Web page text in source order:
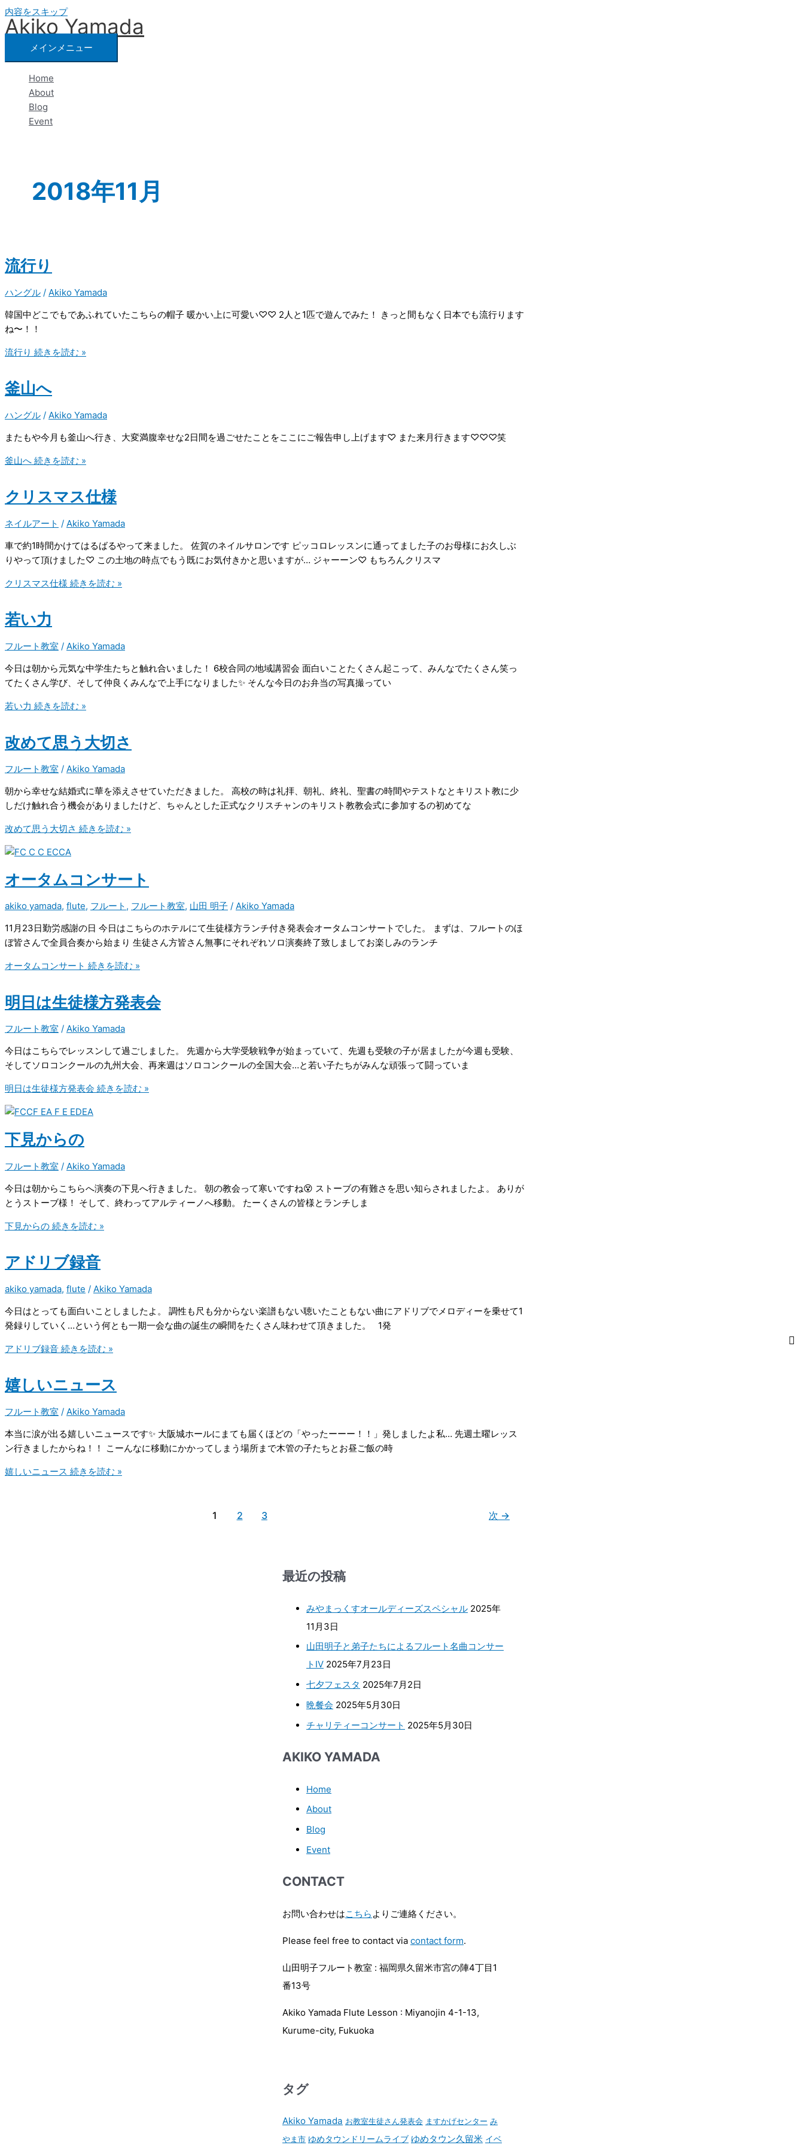
内容をスキップ
Akiko Yamada
メインメニュー
Home
About
Blog
Event
2018年11月
流行り
ハングル / Akiko Yamada
韓国中どこでもであふれていたこちらの帽子 暖かい上に可愛い♡♡ 2人と1匹で遊んでみた！ きっと間もなく日本でも流行ります
ね〜！！
流行り 続きを読む »
釜山へ
ハングル / Akiko Yamada
またもや今月も釜山へ行き、大変満腹幸せな2日間を過ごせたことをここにご報告申し上げます♡ また来月行きます♡♡♡笑
釜山へ 続きを読む »
クリスマス仕様
ネイルアート / Akiko Yamada
車で約1時間かけてはるばるやって来ました。 佐賀のネイルサロンです ピッコロレッスンに通ってました子のお母様にお久しぶ
りやって頂けました♡ この土地の時点でもう既にお気付きかと思いますが… ジャーーン♡ もちろんクリスマ
クリスマス仕様 続きを読む »
若い力
フルート教室 / Akiko Yamada
今日は朝から元気な中学生たちと触れ合いました！ 6校合同の地域講習会 面白いことたくさん起こって、みんなでたくさん笑っ
てたくさん学び、そして仲良くみんなで上手になりました✨ そんな今日のお弁当の写真撮ってい
若い力 続きを読む »
改めて思う大切さ
フルート教室 / Akiko Yamada
朝から幸せな結婚式に華を添えさせていただきました。 高校の時は礼拝、朝礼、終礼、聖書の時間やテストなとキリスト教に少
しだけ触れ合う機会がありましたけど、ちゃんとした正式なクリスチャンのキリスト教教会式に参加するの初めてな
改めて思う大切さ 続きを読む »
オータムコンサート
akiko yamada, flute, フルート , フルート教室, 山田 明子 / Akiko Yamada
11月23日勤労感謝の日 今日はこちらのホテルにて生徒様方ランチ付き発表会オータムコンサートでした。 まずは、フルートのほ
ぼ皆さんで全員合奏から始まり 生徒さん方皆さん無事にそれぞれソロ演奏終了致しましてお楽しみのランチ
オータムコンサート 続きを読む »
明日は生徒様方発表会
フルート教室 / Akiko Yamada
今日はこちらでレッスンして過ごしました。 先週から大学受験戦争が始まっていて、先週も受験の子が居ましたが今週も受験、
そしてソロコンクールの九州大会、再来週はソロコンクールの全国大会…と若い子たちがみんな頑張って闘っていま
明日は生徒様方発表会 続きを読む »
下見からの
フルート教室 / Akiko Yamada
今日は朝からこちらへ演奏の下見へ行きました。 朝の教会って寒いですね😵 ストーブの有難さを思い知らされましたよ。 ありが
とうストーブ様！ そして、終わってアルティーノへ移動。 たーくさんの皆様とランチしま
下見からの 続きを読む »
アドリブ録音
akiko yamada, flute / Akiko Yamada
今日はとっても面白いことしましたよ。 調性も尺も分からない楽譜もない聴いたこともない曲にアドリブでメロディーを乗せて1
発録りしていく…という何とも一期一会な曲の誕生の瞬間をたくさん味わせて頂きました。 1発
アドリブ録音 続きを読む »
嬉しいニュース
フルート教室 / Akiko Yamada
本当に涙が出る嬉しいニュースです✨ 大阪城ホールにまても届くほどの「やったーーー！！」発しましたよ私… 先週土曜レッス
ン行きましたからね！！ こーんなに移動にかかってしまう場所まで木管の子たちとお昼ご飯の時
嬉しいニュース 続きを読む »
1 2 3 次 →
最近の投稿
みやまっくすオールディーズスペシャル 2025年
11月3日
山田明子と弟子たちによるフルート名曲コンサー
トⅣ 2025年7月23日
七夕フェスタ 2025年7月2日
晩餐会 2025年5月30日
チャリティーコンサート 2025年5月30日
AKIKO YAMADA
Home
About
Blog
Event
CONTACT
お問い合わせはこちら よりご連絡ください。
Please feel free to contact via contact form.
山田明子フルート教室 : 福岡県久留米市宮の陣4丁目1
番13号
Akiko Yamada Flute Lesson : Miyanojin 4-1-13,
Kurume-city, Fukuoka
タグ
Akiko Yamada お教室生徒さん発表会 ますかげセンター み
やま市 ゆめタウンドリームライブ ゆめタウン久留米 イベ